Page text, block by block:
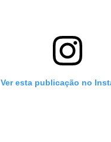
Ver esta publicação no